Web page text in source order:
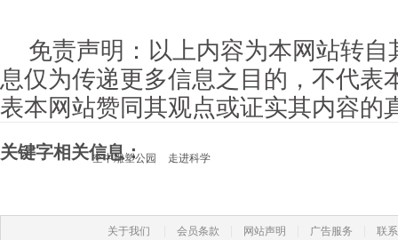
免责声明：以上内容为本网站转自
息仅为传递更多信息之目的，不代表
表本网站赞同其观点或证实其内容的
关键字相关信息：
空中雕塑公园 走进科学
关于我们 会员条款 网站声明 广告服务 联